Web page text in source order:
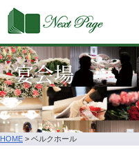
宴会場
HOME > ベルクホール